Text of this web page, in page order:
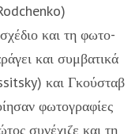
και τη φωτο-
και συμβατικά
και Γκούσταβ
φωτογραφίες
συνέχιζε και τη